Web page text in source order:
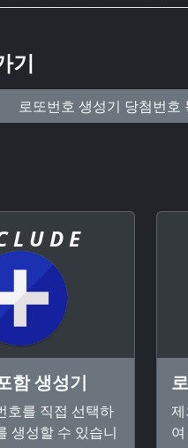
기
로또번호 생성기 당첨번호
L U D E
함 생성기
호를 직접 선택하
생성할 수 있습니